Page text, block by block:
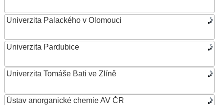
Univerzita Palackého v Olomouci
Univerzita Pardubice
Univerzita Tomáše Bati ve Zlíně
Ústav anorganické chemie AV ČR